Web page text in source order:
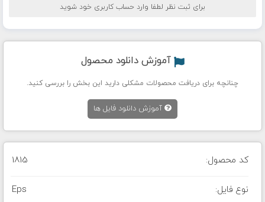
برای ثبت نظر لطفا وارد حساب کاربری خود شوید
آموزش دانلود محصول
چنانچه برای دریافت محصولات مشکلی دارید این بخش را بررسی کنید.
آموزش دانلود فایل ها
کد محصول: 1815
نوع فایل: Eps